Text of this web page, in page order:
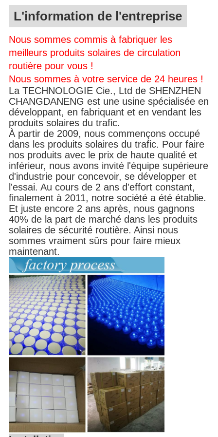
L'information de l'entreprise
Nous sommes commis à fabriquer les
meilleurs produits solaires de circulation
routière pour vous !
Nous sommes à votre service de 24 heures !
La TECHNOLOGIE Cie., Ltd de SHENZHEN
CHANGDANENG est une usine spécialisée en
développant, en fabriquant et en vendant les
produits solaires du trafic.
À partir de 2009, nous commençons occupé
dans les produits solaires du trafic. Pour faire
nos produits avec le prix de haute qualité et
inférieur, nous avons invité l'équipe supérieure
d'industrie pour concevoir, se développer et
l'essai. Au cours de 2 ans d'effort constant,
finalement à 2011, notre société a été établie.
Et juste encore 2 ans après, nous gagnons
40% de la part de marché dans les produits
solaires de sécurité routière. Ainsi nous
sommes vraiment sûrs pour faire mieux
maintenant.